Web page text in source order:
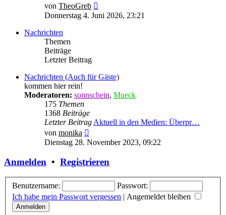
von TheoGreb
Beitrag
Donnerstag 4. Juni 2026, 23:21
Nachrichten
Themen
Beiträge
Letzter Beitrag
Nachrichten (Auch für Gäste)
kommen hier rein!
Moderatoren: sonnschein, Mueck
175 Themen
1368 Beiträge
Letzter Beitrag Aktuell in den Medien: Überpr…
von monika
Beitrag
Dienstag 28. November 2023, 09:22
Anmelden • Registrieren
Benutzername:
Passwort:
Ich habe mein Passwort vergessen | Angemeldet bleiben